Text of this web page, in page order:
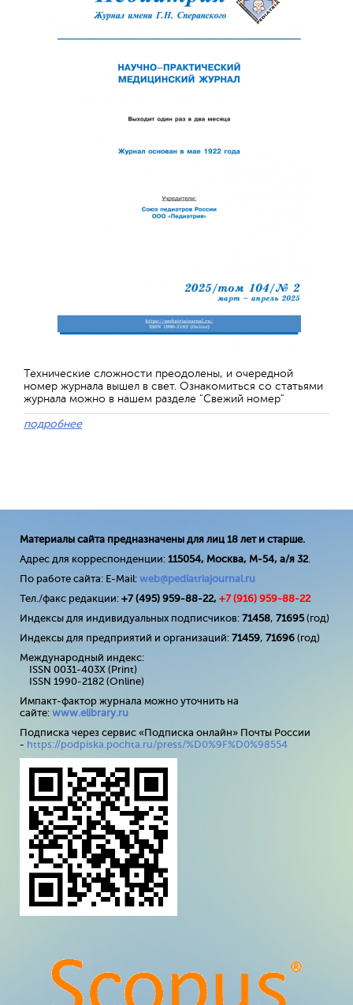
Технические сложности преодолены, и очередной
номер журнала вышел в свет. Ознакомиться со статьями
журнала можно в нашем разделе "Свежий номер"
подробнее
Материалы сайта предназначены для лиц 18 лет и старше.
Адрес для корреспонденции: 115054, Москва, М-54, а/я 32.
По работе сайта: E-Mail: web@pediatriajournal.ru
Тел./факс редакции: +7 (495) 959-88-22, +7 (916) 959-88-22
Индексы для индивидуальных подписчиков: 71458, 71695(год)
Индексы для предприятий и организаций: 71459, 71696 (год)
Международный индекс:
ISSN 0031-403X (Print)
ISSN 1990-2182 (Online)
Импакт-фактор журнала можно уточнить на
сайте: www.elibrary.ru
Подписка через сервис «Подписка онлайн» Почты России
- https://podpiska.pochta.ru/press/%D0%9F%D0%98554